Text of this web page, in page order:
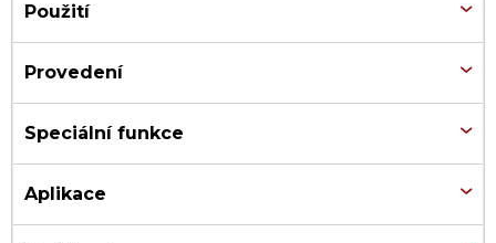
Použití
Provedení
Speciální funkce
Aplikace